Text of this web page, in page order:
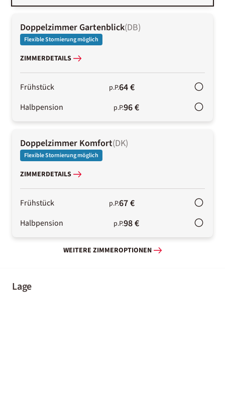
Doppelzimmer Gartenblick(DB)
Flexible Stornierung möglich
ZIMMERDETAILS
Frühstück p.P.64 €
Halbpension p.P.96 €
Doppelzimmer Komfort(DK)
Flexible Stornierung möglich
ZIMMERDETAILS
Frühstück p.P.67 €
Halbpension p.P.98 €
WEITERE ZIMMEROPTIONEN
Lage